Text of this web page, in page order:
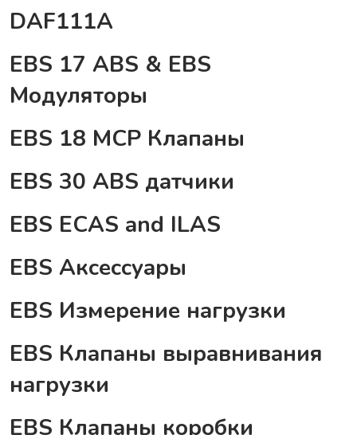
DAF111A
EBS 17 ABS & EBS
Модуляторы
EBS 18 MCP Клапаны
EBS 30 ABS датчики
EBS ECAS and ILAS
EBS Аксессуары
EBS Измерение нагрузки
EBS Клапаны выравнивания
нагрузки
EBS Клапаны коробки